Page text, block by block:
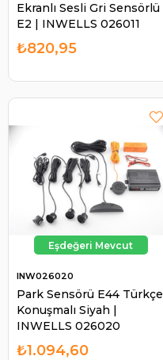
Ekranlı Sesli Gri Sensörlü
E2 | INWELLS 026011
₺820,95
Park Sensörü E44 Türkçe
Konuşmalı Siyah |
INWELLS 026020
INW026020
₺1.094,60